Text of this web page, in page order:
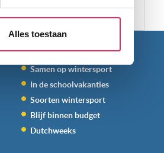
jouw gebruik van onze site
kunnen deze gegevens
‘verander jouw
Alles toestaan
Samen op wintersport
In de schoolvakanties
Soorten wintersport
Blijf binnen budget
Dutchweeks